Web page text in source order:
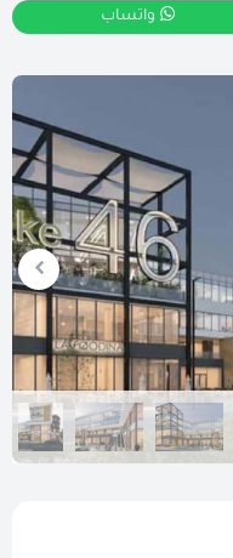
واتساب